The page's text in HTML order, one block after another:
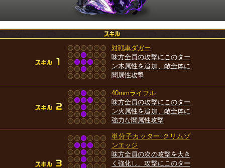
対戦車ダガー
味方全員の攻撃にこのター
ン木属性を追加、敵全体に
闇属性攻撃
40mmライフル
味方全員の攻撃にこのター
ン火属性を追加、敵全体に
強力な闇属性攻撃
単分子カッター クリムゾ
ンエッジ
味方全員の次の攻撃を大き
く強化し、攻撃にこのター